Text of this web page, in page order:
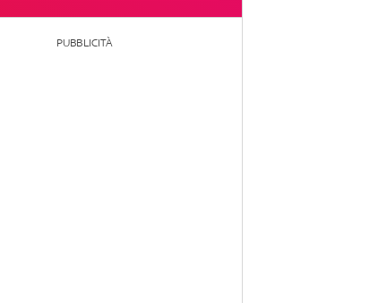
PUBBLICITÀ